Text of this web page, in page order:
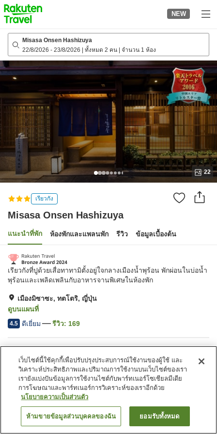
to
top
page
NEW
Misasa Onsen Hashizuya
22/8/2026 - 23/8/2026 ทั้งหมด 2 คน จำนวน 1 ห้อง
22
เรียวกัง
Misasa Onsen Hashizuya
แนะนำที่พัก ห้องพักและแพลนพัก รีวิว ข้อมูลเบื้องต้น
เรียวกังที่ปูด้วยเสื่อทาทามิตั้งอยู่ใจกลางเมืองน้ำพุร้อน พักผ่อนในบ่อน้ำ
พุร้อนและเพลิดเพลินกับอาหารจานพิเศษในห้องพัก
เมืองมิซาซะ, ทตโตริ, ญี่ปุ่น
ดูบนแผนที่
4.5 ดีเยี่ยม รีวิว: 169
บริการส่งสินค้า
บริการชุดยูกาตะเช่า
ห้องอาหารส่วนตัว
ที่จอดรถ (ฟรี)
หน้าแรก ญี่ปุ่น ทตโตริ
ค้นหาห้องพัก
เว็บไซต์นี้ใช้คุกกี้เพื่อปรับปรุงประสบการณ์ใช้งานของผู้ใช้ และ
วิเคราะห์ประสิทธิภาพและปริมาณการใช้งานบนเว็บไซต์ของเรา
เรายังแบ่งปันข้อมูลการใช้งานไซต์กับพาร์ทเนอร์โซเชียลมีเดีย
การโฆษณาและพาร์ทเนอร์การวิเคราะห์ของเราอีกด้วย
นโยบายความเป็นส่วนตัว
ห้ามขายข้อมูลส่วนบุคคลของฉัน ยอมรับทั้งหมด